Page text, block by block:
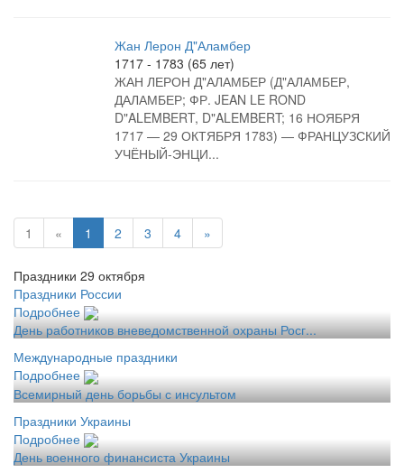
Жан Лерон Д"Аламбер
1717 - 1783 (65 лет)
ЖАН ЛЕРОН Д"АЛАМБЕР (Д"АЛАМБЕР,
ДАЛАМБЕР; ФР. JEAN LE ROND
D"ALEMBERT, D"ALEMBERT; 16 НОЯБРЯ
1717 — 29 ОКТЯБРЯ 1783) — ФРАНЦУЗСКИЙ
УЧЁНЫЙ-ЭНЦИ...
1 « 1 2 3 4 »
Праздники 29 октября
Праздники России
Подробнее
День работников вневедомственной охраны Росг...
Международные праздники
Подробнее
Всемирный день борьбы с инсультом
Праздники Украины
Подробнее
День военного финансиста Украины